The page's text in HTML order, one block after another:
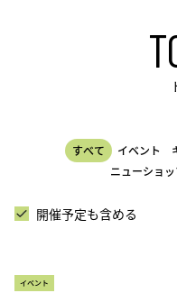
すべて イベント
ニューショ
開催予定も含める
イベント